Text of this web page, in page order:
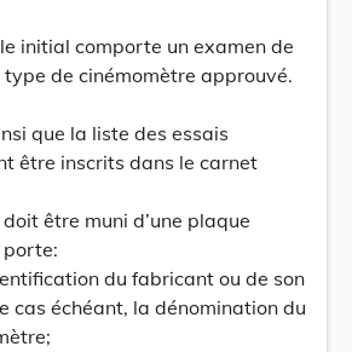
initial comporte un examen de
de cinémomètre approuvé.
que la liste des essais
être inscrits dans le carnet
être muni d’une plaque
du fabricant ou de son
cas échéant, la dénomination du